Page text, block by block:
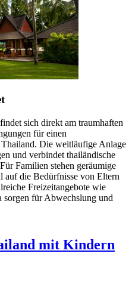
sich direkt am traumhaften
für einen
Die weitläufige Anlage
und verbindet thailändische
Familien stehen geräumige
auf die Bedürfnisse von Eltern
Freizeitangebote wie
für Abwechslung und
mit Kindern